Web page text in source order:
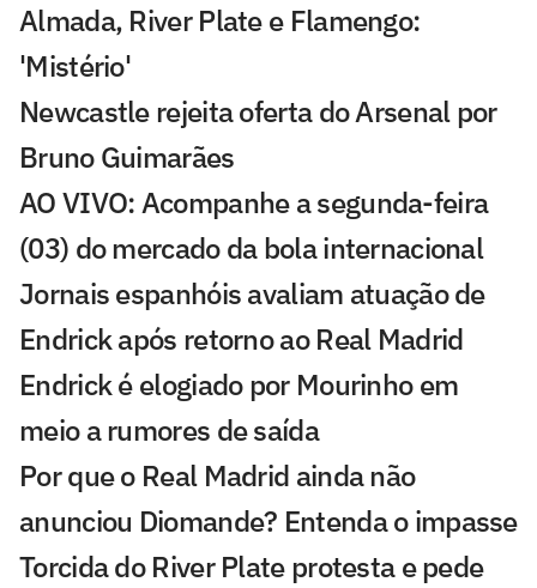
Almada, River Plate e Flamengo:
'Mistério'
Newcastle rejeita oferta do Arsenal por
Bruno Guimarães
AO VIVO: Acompanhe a segunda-feira
(03) do mercado da bola internacional
Jornais espanhóis avaliam atuação de
Endrick após retorno ao Real Madrid
Endrick é elogiado por Mourinho em
meio a rumores de saída
Por que o Real Madrid ainda não
anunciou Diomande? Entenda o impasse
Torcida do River Plate protesta e pede